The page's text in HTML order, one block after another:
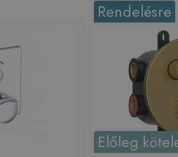
Rendelésre
Előleg